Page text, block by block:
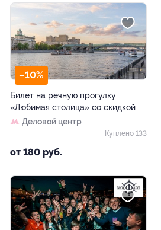
–10%
Билет на речную прогулку
«Любимая столица» со скидкой
Деловой центр
от 180 руб.
Куплено 133